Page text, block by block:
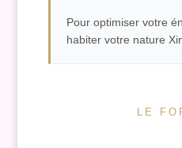
Pour optimiser votre
habiter votre nature
LE